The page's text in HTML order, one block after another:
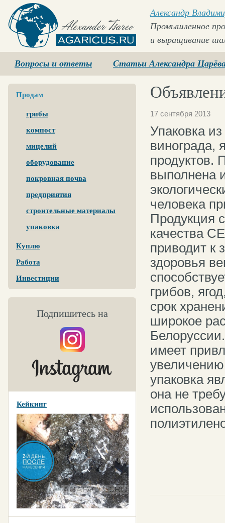
Agaricus.ru
Александр
Промышленное
и выращивание
Вопросы и ответы Статьи Александра
Продам
грибы
компост
мицелий
оборудование
покровная почва
предприятия
строительные материалы
упаковка
Куплю
Работа
Инвестиции
Подпишитесь на
Кейкинг
17 сентября 2013
Упаковка
винограда,
продуктов.
выполнена
человека
Продукция
качества
приводит к
здоровья
грибов,
срок
широкое
имеет
упаковка
она не